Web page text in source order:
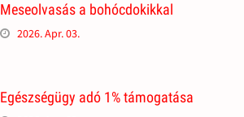
Meseolvasás a bohócdokikkal
2026. Apr. 03.
Egészségügy adó 1% támogatása